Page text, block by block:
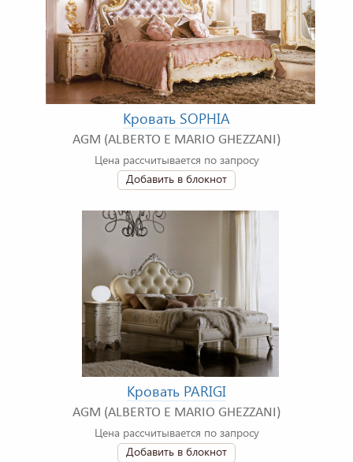
Кровать SOPHIA
AGM (ALBERTO E MARIO GHEZZANI)
Цена рассчитывается по запросу
Добавить в блокнот
Кровать PARIGI
AGM (ALBERTO E MARIO GHEZZANI)
Цена рассчитывается по запросу
Добавить в блокнот